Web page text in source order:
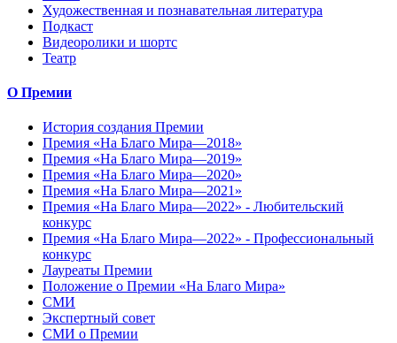
Художественная и познавательная литература
Подкаст
Видеоролики и шортс
Театр
О Премии
История создания Премии
Премия «На Благо Мира—2018»
Премия «На Благо Мира—2019»
Премия «На Благо Мира—2020»
Премия «На Благо Мира—2021»
Премия «На Благо Мира—2022» - Любительский
конкурс
Премия «На Благо Мира—2022» - Профессиональный
конкурс
Лауреаты Премии
Положение о Премии «На Благо Мира»
СМИ
Экспертный совет
СМИ о Премии